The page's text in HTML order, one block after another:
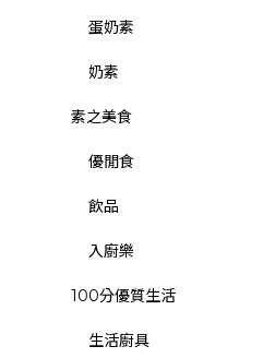
蛋奶素
奶素
素之美食
優閒食
飲品
入廚樂
100分優質生活
生活廚具